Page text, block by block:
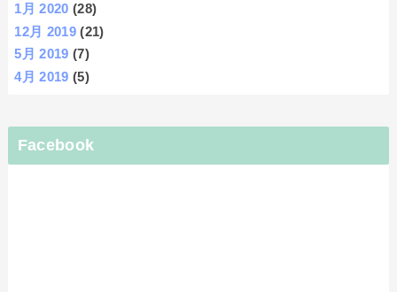
1月 2020 (28)
12月 2019 (21)
5月 2019 (7)
4月 2019 (5)
Facebook